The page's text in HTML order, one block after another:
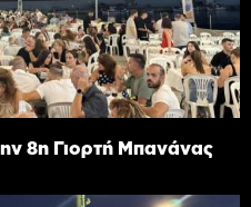
8η Γιορτή Μπανάνας